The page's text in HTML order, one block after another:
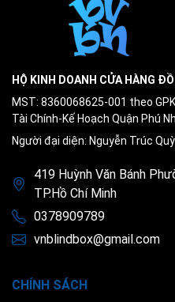
HỘ KINH DOANH CỬA HÀNG
MST: 8360068625-001 theo
Tài Chính-Kế Hoạch Quận Phú
Người đại diện: Nguyễn Trúc
419 Huỳnh Văn Bánh
TP.Hồ Chí Minh
0378909789
vnblindbox@gmail.com
CHÍNH SÁCH